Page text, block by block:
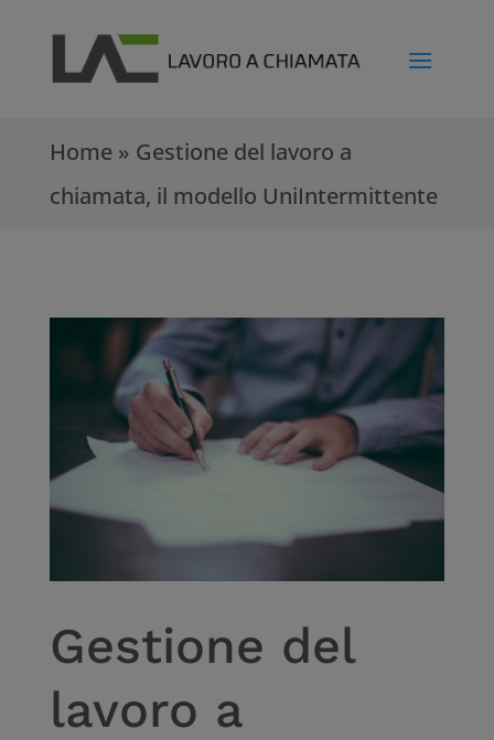
Home» Gestione del lavoro a
chiamata, il modello UniIntermittente
Gestione del
lavoro a